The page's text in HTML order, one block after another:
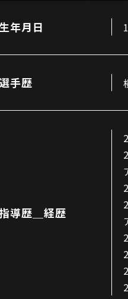
ト販売スケジュール
ムマップ
知る
LINEミニアプリプライバシーポリ
年月日
選手歴
導歴＿経歴